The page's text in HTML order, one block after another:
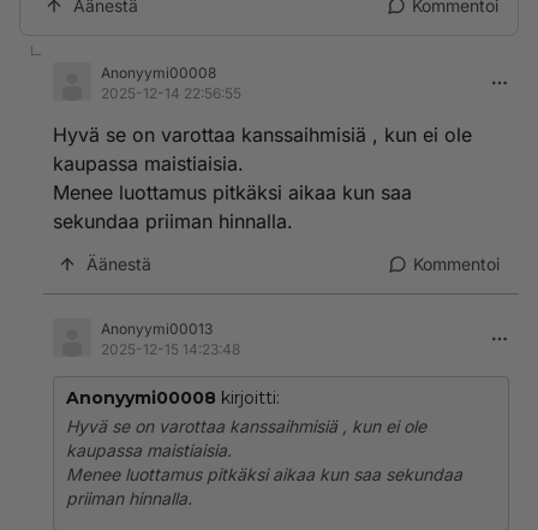
Äänestä Kommentoi
Anonyymi00008
2025-12-14 22:56:55
Hyvä se on varottaa kanssaihmisiä , kun ei ole
kaupassa maistiaisia.
Menee luottamus pitkäksi aikaa kun saa
sekundaa priiman hinnalla.
Äänestä Kommentoi
Anonyymi00013
2025-12-15 14:23:48
Anonyymi00008 kirjoitti:
Hyvä se on varottaa kanssaihmisiä , kun ei ole
kaupassa maistiaisia.
Menee luottamus pitkäksi aikaa kun saa sekundaa
priiman hinnalla.